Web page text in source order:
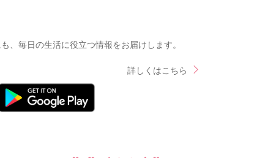
、毎日の生活に役立つ情報をお届けします。
詳しくはこちら